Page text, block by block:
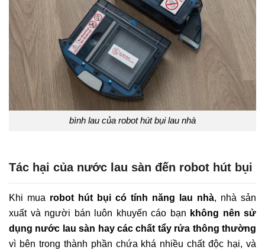
bình lau của robot hút bụi lau nhà
Tác hại của nước lau sàn đến robot hút bụi
Khi mua robot hút bụi có tính năng lau nhà, nhà sản
xuất và người bán luôn khuyến cáo bạn không nên sử
dụng nước lau sàn hay các chất tẩy rửa thông thường
vì bên trong thành phần chứa khá nhiều chất độc hại, và